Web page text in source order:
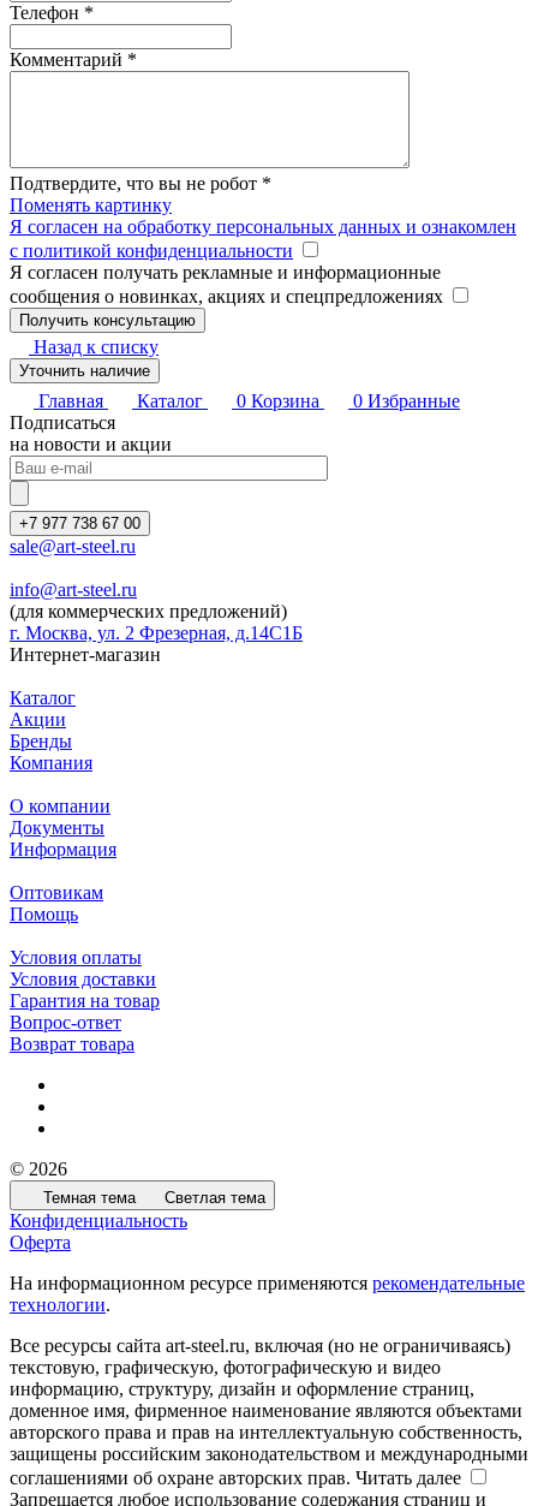
Телефон *
Комментарий *
Подтвердите, что вы не робот *
Поменять картинку
Я согласен на обработку персональных данных и ознакомлен
с политикой конфиденциальности
Я согласен получать рекламные и информационные
сообщения о новинках, акциях и спецпредложениях
Назад к списку
Уточнить наличие
Главная Каталог 0 Корзина 0 Избранные
Подписаться
на новости и акции
+7 977 738 67 00
sale@art-steel.ru
info@art-steel.ru
(для коммерческих предложений)
г. Москва, ул. 2 Фрезерная, д.14С1Б
Интернет-магазин
Каталог
Акции
Бренды
Компания
О компании
Документы
Информация
Оптовикам
Помощь
Условия оплаты
Условия доставки
Гарантия на товар
Вопрос-ответ
Возврат товара
© 2026
Темная тема Светлая тема
Конфиденциальность
Оферта
На информационном ресурсе применяются рекомендательные
технологии.
Все ресурсы сайта art-steel.ru, включая (но не ограничиваясь)
текстовую, графическую, фотографическую и видео
информацию, структуру, дизайн и оформление страниц,
доменное имя, фирменное наименование являются объектами
авторского права и прав на интеллектуальную собственность,
защищены российским законодательством и международными
соглашениями об охране авторских прав. Читать далее
Запрещается любое использование содержания страниц и